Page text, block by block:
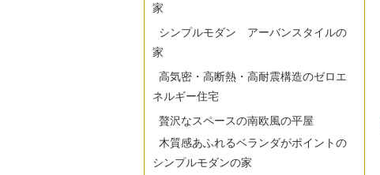
家
シンプルモダン アーバンスタイルの
家
高気密・高断熱・高耐震構造のゼロエ
ネルギー住宅
贅沢なスペースの南欧風の平屋
木質感あふれるベランダがポイントの
シンプルモダンの家